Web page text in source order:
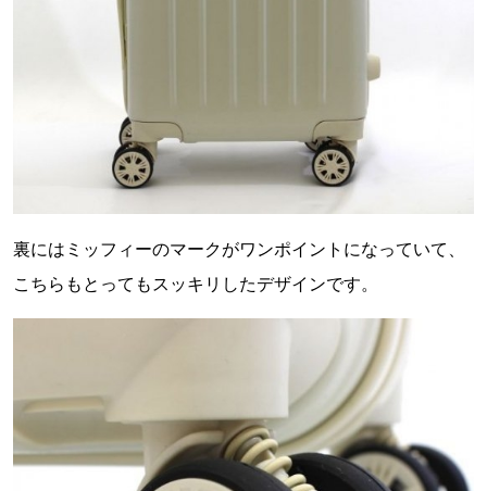
裏にはミッフィーのマークがワンポイントになっていて、
こちらもとってもスッキリしたデザインです。